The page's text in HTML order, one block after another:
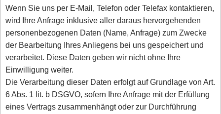
Wenn Sie uns per E-Mail, Telefon oder Telefax kontaktieren,
wird Ihre Anfrage inklusive aller daraus hervorgehenden
personenbezogenen Daten (Name, Anfrage) zum Zwecke
der Bearbeitung Ihres Anliegens bei uns gespeichert und
verarbeitet. Diese Daten geben wir nicht ohne Ihre
Einwilligung weiter.
Die Verarbeitung dieser Daten erfolgt auf Grundlage von Art.
6 Abs. 1 lit. b DSGVO, sofern Ihre Anfrage mit der Erfüllung
eines Vertrags zusammenhängt oder zur Durchführung